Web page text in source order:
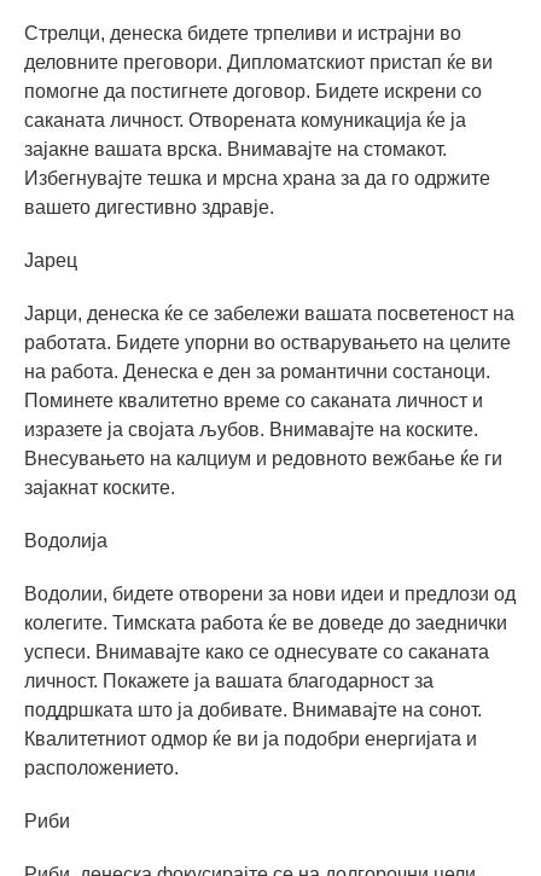
Стрелци, денеска бидете трпеливи и истрајни во
деловните преговори. Дипломатскиот пристап ќе ви
помогне да постигнете договор. Бидете искрени со
саканата личност. Отворената комуникација ќе ја
зајакне вашата врска. Внимавајте на стомакот.
Избегнувајте тешка и мрсна храна за да го одржите
вашето дигестивно здравје.
Јарец
Јарци, денеска ќе се забележи вашата посветеност на
работата. Бидете упорни во остварувањето на целите
на работа. Денеска е ден за романтични состаноци.
Поминете квалитетно време со саканата личност и
изразете ја својата љубов. Внимавајте на коските.
Внесувањето на калциум и редовното вежбање ќе ги
зајакнат коските.
Водолија
Водолии, бидете отворени за нови идеи и предлози од
колегите. Тимската работа ќе ве доведе до заеднички
успеси. Внимавајте како се однесувате со саканата
личност. Покажете ја вашата благодарност за
поддршката што ја добивате. Внимавајте на сонот.
Квалитетниот одмор ќе ви ја подобри енергијата и
расположението.
Риби